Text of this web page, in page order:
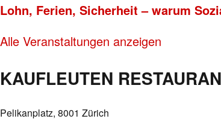
Lohn, Ferien, Sicherheit – warum
Alle Veranstaltungen anzeigen
KAUFLEUTEN
Pelikanplatz, 8001 Zürich